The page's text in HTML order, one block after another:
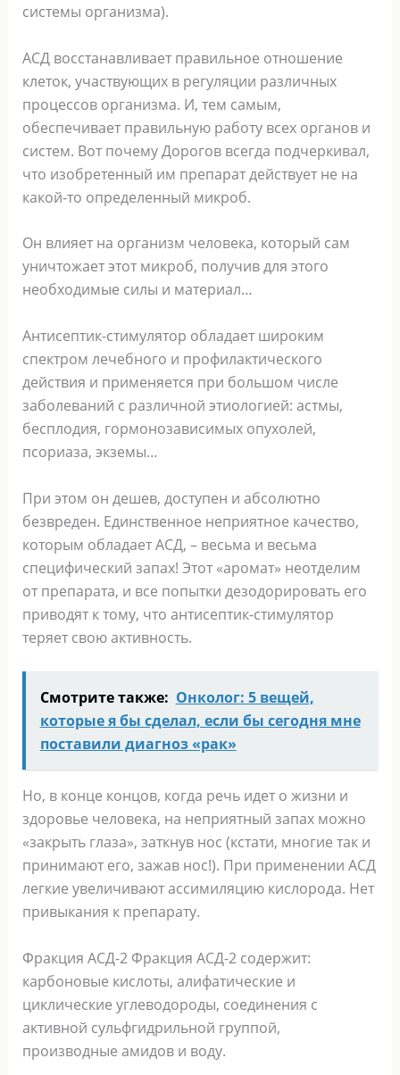
системы организма).
АСД восстанавливает правильное отношение
клеток, участвующих в регуляции различных
процессов организма. И, тем самым,
обеспечивает правильную работу всех органов и
систем. Вот почему Дорогов всегда подчеркивал,
что изобретенный им препарат действует не на
какой-то определенный микроб.
Он влияет на организм человека, который сам
уничтожает этот микроб, получив для этого
необходимые силы и материал…
Антисептик-стимулятор обладает широким
спектром лечебного и профилактического
действия и применяется при большом числе
заболеваний с различной этиологией: астмы,
бесплодия, гормонозависимых опухолей,
псориаза, экземы…
При этом он дешев, доступен и абсолютно
безвреден. Единственное неприятное качество,
которым обладает АСД, – весьма и весьма
специфический запах! Этот «аромат» неотделим
от препарата, и все попытки дезодорировать его
приводят к тому, что антисептик-стимулятор
теряет свою активность.
Смотрите также: Онколог: 5 вещей,
которые я бы сделал, если бы сегодня мне
поставили диагноз «рак»
Но, в конце концов, когда речь идет о жизни и
здоровье человека, на неприятный запах можно
«закрыть глаза», заткнув нос (кстати, многие так и
принимают его, зажав нос!). При применении АСД
легкие увеличивают ассимиляцию кислорода. Нет
привыкания к препарату.
Фракция АСД-2 Фракция АСД-2 содержит:
карбоновые кислоты, алифатические и
циклические углеводороды, соединения с
активной сульфгидрильной группой,
производные амидов и воду.